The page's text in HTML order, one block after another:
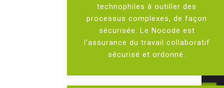
technophiles à outiller des
processus complexes, de façon
sécurisée. Le Nocode est
l’assurance du travail collaboratif
sécurisé et ordonné.